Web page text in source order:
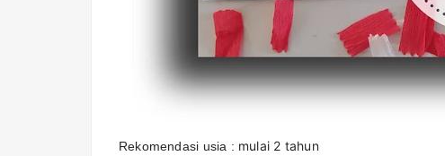
Rekomendasi usia : mulai 2 tahun